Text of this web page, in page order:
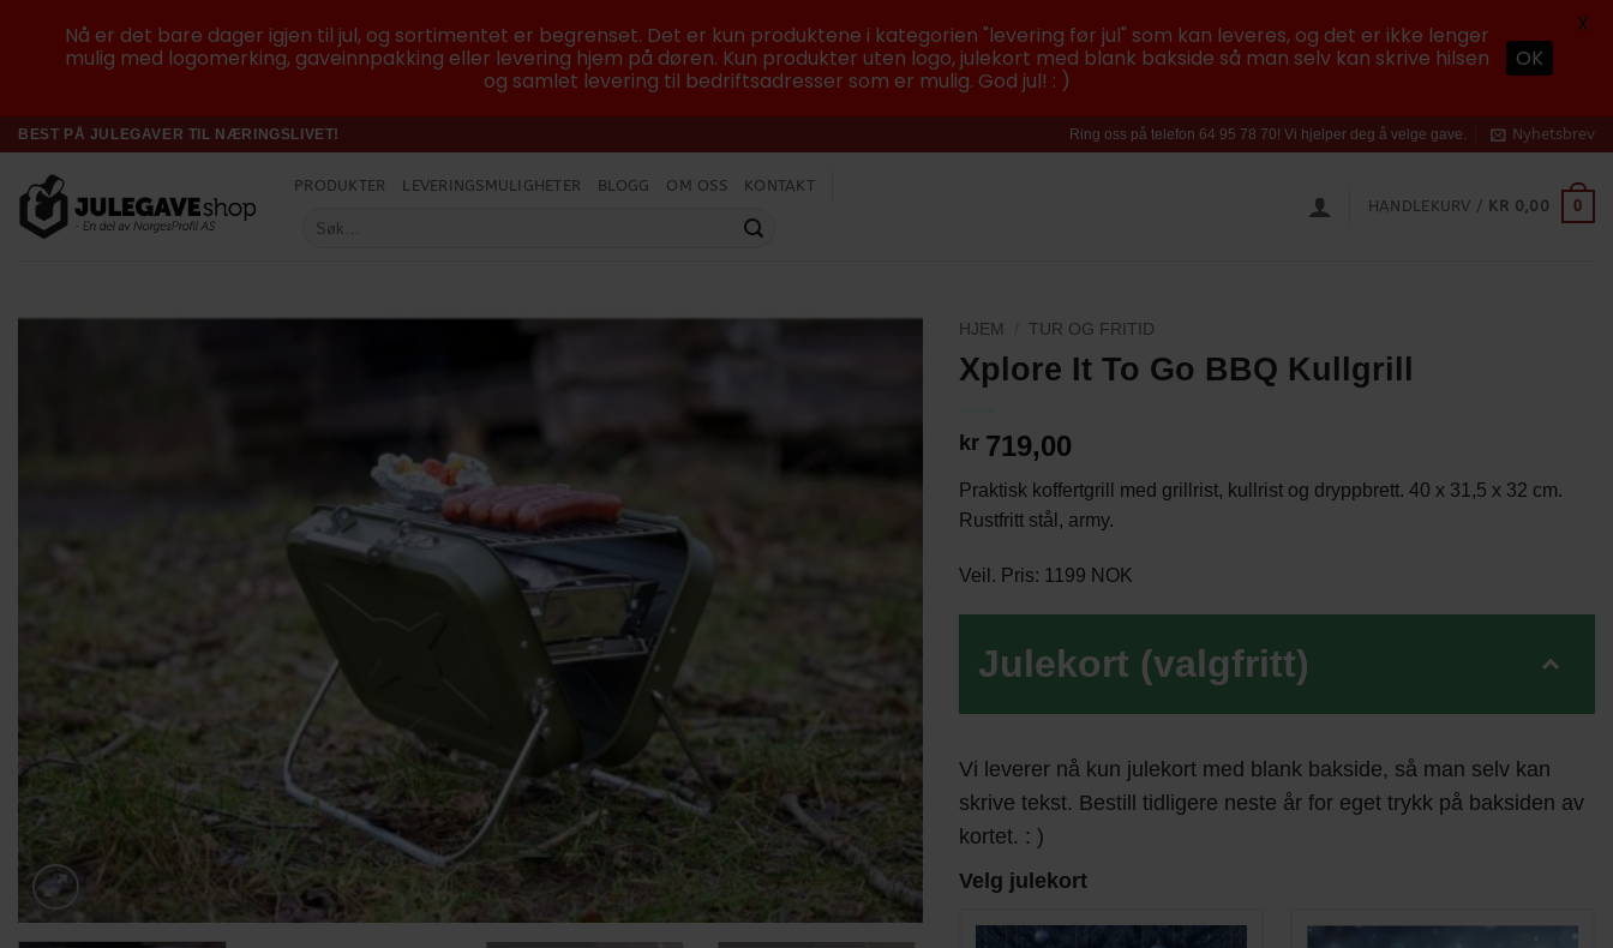
Skip
content
BEST PÅ JULEGAVER TIL NÆRINGSLIVET! Ring oss på telefon 64 95 78 70! Vi hjelper deg å velge gave. Nyhetsbrev
PRODUKTER LEVERINGSMULIGHETER BLOGG OM OSS KONTAKT
HANDLEKURV / KR 0,00 0
HJEM TUR OG FRITID
Xplore It To Go BBQ Kullgrill
kr 719,00
Praktisk koffertgrill med grillrist, kullrist og dryppbrett. 40 x 31,5 x 32 cm.
Rustfritt stål, army.
Veil. Pris: 1199 NOK
Julekort (valgfritt)
Vi leverer nå kun julekort med blank bakside, så man selv kan
skrive tekst. Bestill tidligere neste år for eget trykk på baksiden av
kortet. : )
Velg julekort
Nå er det bare dager igjen til jul, og sortimentet er begrenset. Det er kun produktene i kategorien "levering før jul" som kan leveres, og det er ikke lenger
mulig med logomerking, gaveinnpakking eller levering hjem på døren. Kun produkter uten logo, julekort med blank bakside så man selv kan skrive hilsen
og samlet levering til bedriftsadresser som er mulig. God jul! : )
OK
X